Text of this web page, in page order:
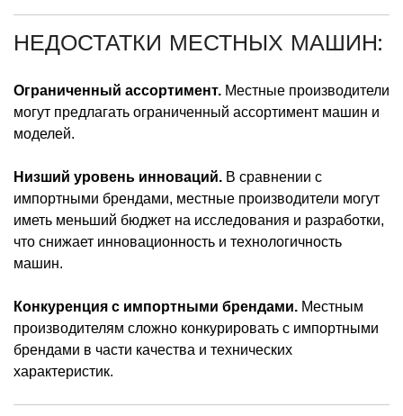
НЕДОСТАТКИ МЕСТНЫХ МАШИН:
Ограниченный ассортимент. Местные производители
могут предлагать ограниченный ассортимент машин и
моделей.
Низший уровень инноваций. В сравнении с
импортными брендами, местные производители могут
иметь меньший бюджет на исследования и разработки,
что снижает инновационность и технологичность
машин.
Конкуренция с импортными брендами. Местным
производителям сложно конкурировать с импортными
брендами в части качества и технических
характеристик.